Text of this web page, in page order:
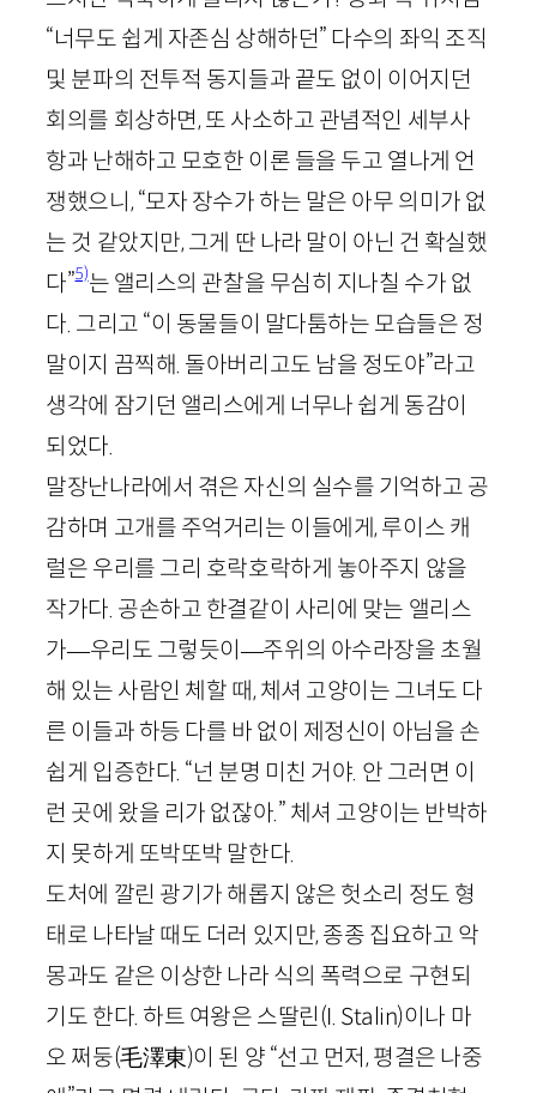
“너무도 쉽게 자존심 상해하던” 다수의 좌익 조직
및 분파의 전투적 동지들과 끝도 없이 이어지던
회의를 회상하면, 또 사소하고 관념적인 세부사
항과 난해하고 모호한 이론 들을 두고 열나게 언
쟁했으니, “모자 장수가 하는 말은 아무 의미가 없
는 것 같았지만, 그게 딴 나라 말이 아닌 건 확실했
다”5)는 앨리스의 관찰을 무심히 지나칠 수가 없
다. 그리고 “이 동물들이 말다툼하는 모습들은 정
말이지 끔찍해. 돌아버리고도 남을 정도야”라고
생각에 잠기던 앨리스에게 너무나 쉽게 동감이
되었다.
말장난나라에서 겪은 자신의 실수를 기억하고 공
감하며 고개를 주억거리는 이들에게, 루이스 캐
럴은 우리를 그리 호락호락하게 놓아주지 않을
작가다. 공손하고 한결같이 사리에 맞는 앨리스
가—우리도 그렇듯이—주위의 아수라장을 초월
해 있는 사람인 체할 때, 체셔 고양이는 그녀도 다
른 이들과 하등 다를 바 없이 제정신이 아님을 손
쉽게 입증한다. “넌 분명 미친 거야. 안 그러면 이
런 곳에 왔을 리가 없잖아.” 체셔 고양이는 반박하
지 못하게 또박또박 말한다.
도처에 깔린 광기가 해롭지 않은 헛소리 정도 형
태로 나타날 때도 더러 있지만, 종종 집요하고 악
몽과도 같은 이상한 나라 식의 폭력으로 구현되
기도 한다. 하트 여왕은 스딸린(I. Stalin)이나 마
오 쩌둥(毛澤東)이 된 양 “선고 먼저, 평결은 나중